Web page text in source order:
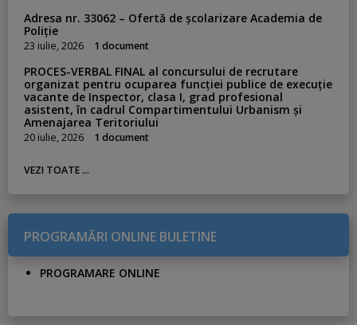
Adresa nr. 33062 – Ofertă de școlarizare Academia de
Poliție
23 iulie, 2026 1 document
PROCES-VERBAL FINAL al concursului de recrutare
organizat pentru ocuparea funcției publice de execuție
vacante de Inspector, clasa I, grad profesional
asistent, în cadrul Compartimentului Urbanism și
Amenajarea Teritoriului
20 iulie, 2026 1 document
VEZI TOATE ...
PROGRAMĂRI ONLINE BULETINE
PROGRAMARE ONLINE